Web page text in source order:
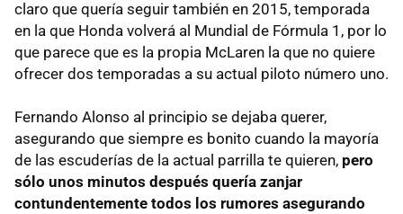
claro que quería seguir también en 2015, temporada
en la que Honda volverá al Mundial de Fórmula 1, por lo
que parece que es la propia McLaren la que no quiere
ofrecer dos temporadas a su actual piloto número uno.
Fernando Alonso al principio se dejaba querer,
asegurando que siempre es bonito cuando la mayoría
de las escuderías de la actual parrilla te quieren, pero
sólo unos minutos después quería zanjar
contundentemente todos los rumores asegurando